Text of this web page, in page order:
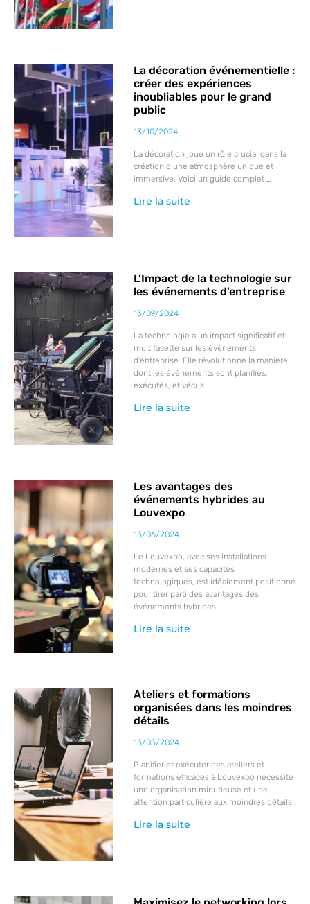
La décoration événementielle :
créer des expériences
inoubliables pour le grand
public
13/10/2024
La décoration joue un rôle crucial dans la
création d’une atmosphère unique et
immersive. Voici un guide complet …
Lire la suite
L’Impact de la technologie sur
les événements d’entreprise
13/09/2024
La technologie a un impact significatif et
multifacette sur les événements
d’entreprise. Elle révolutionne la manière
dont les événements sont planifiés,
exécutés, et vécus.
Lire la suite
Les avantages des
événements hybrides au
Louvexpo
13/06/2024
Le Louvexpo, avec ses installations
modernes et ses capacités
technologiques, est idéalement positionné
pour tirer parti des avantages des
événements hybrides.
Lire la suite
Ateliers et formations
organisées dans les moindres
détails
13/05/2024
Planifier et exécuter des ateliers et
formations efficaces à Louvexpo nécessite
une organisation minutieuse et une
attention particulière aux moindres détails.
Lire la suite